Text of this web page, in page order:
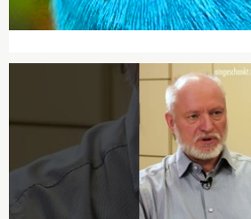
https://www.facebook.com/HallMackTV/
https://vk.com/hallmack
Horst Hallmackenreuter